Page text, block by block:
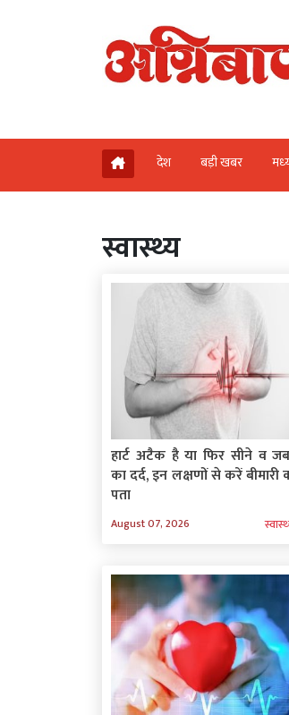
देश बड़ी खबर
स्‍वास्‍थ्‍य
हार्ट अटैक है या फिर सीने व
का दर्द, इन लक्षणों से करें बीमारी
पता
August 07, 2026